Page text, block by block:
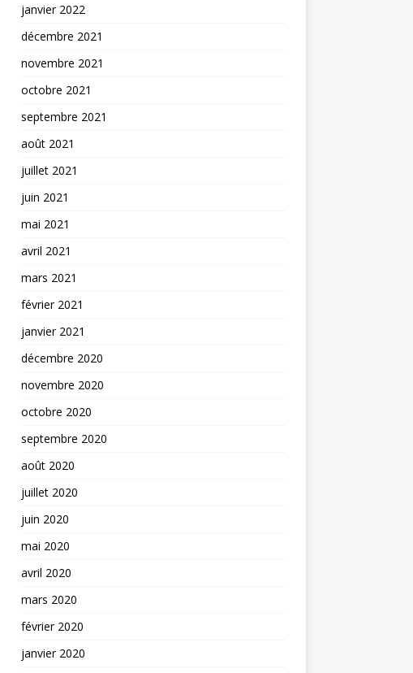
janvier 2022
décembre 2021
novembre 2021
octobre 2021
septembre 2021
août 2021
juillet 2021
juin 2021
mai 2021
avril 2021
mars 2021
février 2021
janvier 2021
décembre 2020
novembre 2020
octobre 2020
septembre 2020
août 2020
juillet 2020
juin 2020
mai 2020
avril 2020
mars 2020
février 2020
janvier 2020